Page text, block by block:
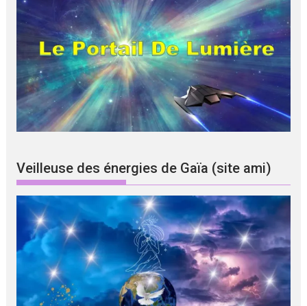
Veilleuse des énergies de Gaïa (site ami)